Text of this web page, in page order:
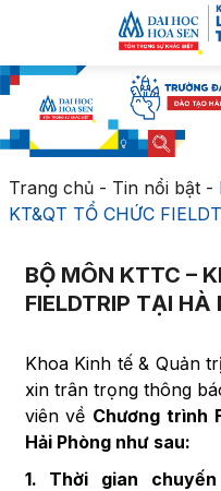
Trang chủ- Tin nổi bật-
KT&QT TỔ CHỨC
BỘ MÔN KTTC –
FIELDTRIP TẠI HÀ
Khoa Kinh tế & Quản
xin trân trọng thông
viên về Chương trình
Hải Phòng như sau:
1. Thời gian